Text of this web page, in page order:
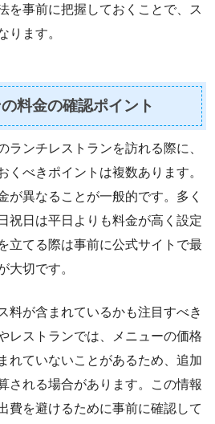
を事前に把握しておくことで、ス
ります。
料金の確認ポイント
ランチレストランを訪れる際に、
くべきポイントは複数あります。
が異なることが一般的です。多く
祝日は平日よりも料金が高く設定
立てる際は事前に公式サイトで最
大切です。
料が含まれているかも注目すべき
レストランでは、メニューの価格
れていないことがあるため、追加
される場合があります。この情報
費を避けるために事前に確認して